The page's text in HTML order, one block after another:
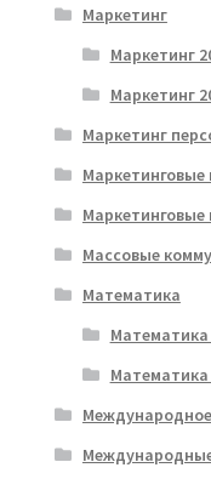
Маркетинг
Маркетинг
Маркетинг
Маркетинг
Маркетинговые
Массовые
Математика